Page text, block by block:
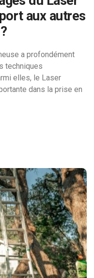
aux autres
a profondément
techniques
elles, le Laser
dans la prise en